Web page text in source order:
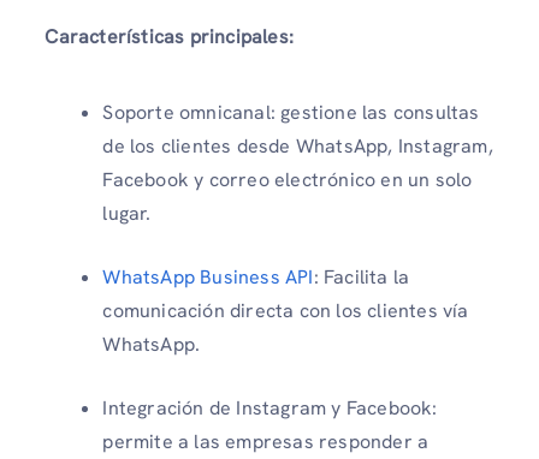
Características principales:
Soporte omnicanal: gestione las consultas
de los clientes desde WhatsApp, Instagram,
Facebook y correo electrónico en un solo
lugar.
WhatsApp Business API: Facilita la
comunicación directa con los clientes vía
WhatsApp.
Integración de Instagram y Facebook:
permite a las empresas responder a